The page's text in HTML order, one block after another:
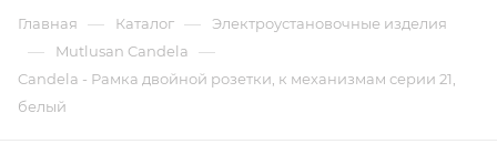
Главная — Каталог — Электроустановочные изделия
— Mutlusan Candela —
Candela - Рамка двойной розетки, к механизмам серии 21,
белый